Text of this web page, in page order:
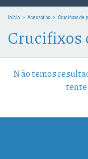
Início > Acessórios > Crucifixos de
Crucifixos
Não temos